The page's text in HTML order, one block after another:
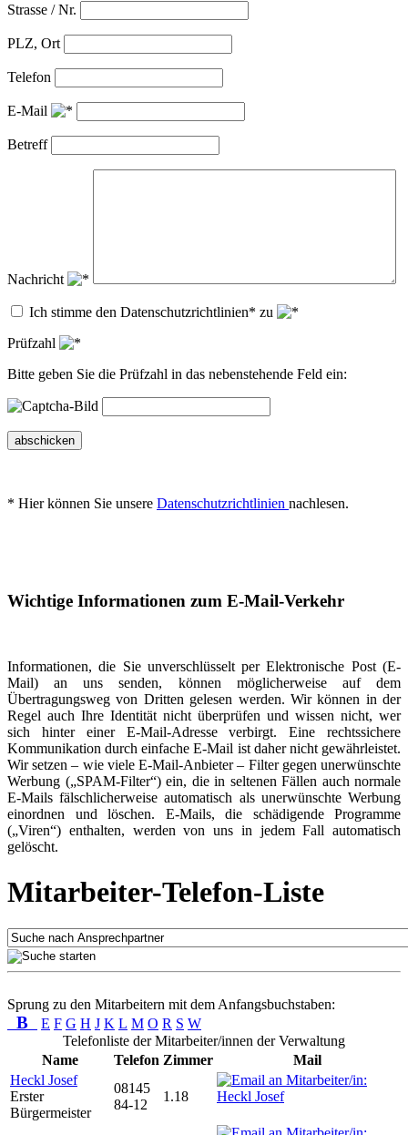
Strasse / Nr.
PLZ, Ort
Telefon
E-Mail
Betreff
Nachricht
Ich stimme den Datenschutzrichtlinien* zu
Prüfzahl
Bitte geben Sie die Prüfzahl in das nebenstehende Feld ein:
abschicken
* Hier können Sie unsere Datenschutzrichtlinien nachlesen.
Wichtige Informationen zum E-Mail-Verkehr
Informationen, die Sie unverschlüsselt per Elektronische Post (E-
Mail) an uns senden, können möglicherweise auf dem
Übertragungsweg von Dritten gelesen werden. Wir können in der
Regel auch Ihre Identität nicht überprüfen und wissen nicht, wer
sich hinter einer E-Mail-Adresse verbirgt. Eine rechtssichere
Kommunikation durch einfache E-Mail ist daher nicht gewährleistet.
Wir setzen – wie viele E-Mail-Anbieter – Filter gegen unerwünschte
Werbung („SPAM-Filter“) ein, die in seltenen Fällen auch normale
E-Mails fälschlicherweise automatisch als unerwünschte Werbung
einordnen und löschen. E-Mails, die schädigende Programme
(„Viren“) enthalten, werden von uns in jedem Fall automatisch
gelöscht.
Mitarbeiter-Telefon-Liste
Sprung zu den Mitarbeitern mit dem Anfangsbuchstaben:
B E F G H J K L M O R S W
Telefonliste der Mitarbeiter/innen der Verwaltung
Name
Telefon Zimmer
Mail
Heckl Josef
Erster
Bürgermeister
08145
84-12
1.18